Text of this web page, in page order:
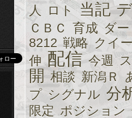
イ
ン
カ
ジ
ノ
etc-
人
ロト 当記
ＣＢＣ 育成 ダ
8212 戦略 クイ
伸 配信 今週
開 相談 新潟Ｒ
プ シグナル 分
限定 ポジション